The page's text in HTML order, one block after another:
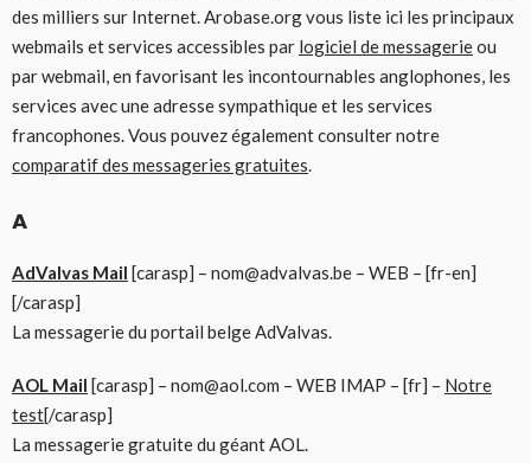
des milliers sur Internet. Arobase.org vous liste ici les principaux
webmails et services accessibles par logiciel de messagerieou
par webmail, en favorisant les incontournables anglophones, les
services avec une adresse sympathique et les services
francophones. Vous pouvez également consulter notre
comparatif des messageries gratuites.
A
AdValvas Mail [carasp] – nom@advalvas.be – WEB – [fr-en]
[/carasp]
La messagerie du portail belge AdValvas.
AOL Mail [carasp] – nom@aol.com – WEB IMAP – [fr] – Notre
test[/carasp]
La messagerie gratuite du géant AOL.